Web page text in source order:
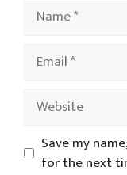
Name
Email
Website
Save my
for the next